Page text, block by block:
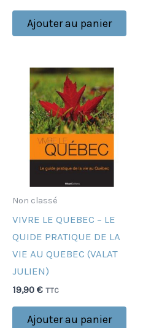
Ajouter au panier
Non classé
VIVRE LE QUEBEC – LE
QUIDE PRATIQUE DE LA
VIE AU QUEBEC (VALAT
JULIEN)
19,90 € TTC
Ajouter au panier